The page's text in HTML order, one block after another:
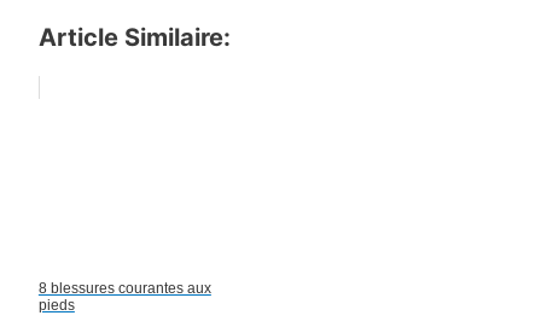
Article Similaire:
8 blessures courantes aux
pieds